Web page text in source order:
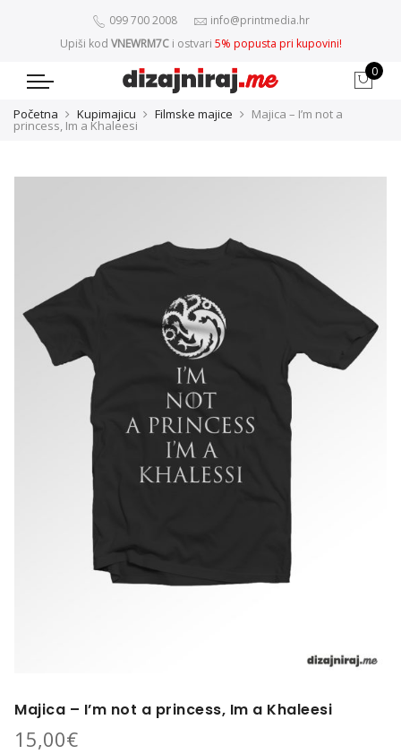
099 700 2008
info@printmedia.hr
Upiši kod VNEWRM7C i ostvari 5% popusta pri kupovini!
0
Početna Kupimajicu Filmske majice Majica – I’m not a
princess, Im a Khaleesi
Majica – I’m not a princess, Im a Khaleesi
15,00€